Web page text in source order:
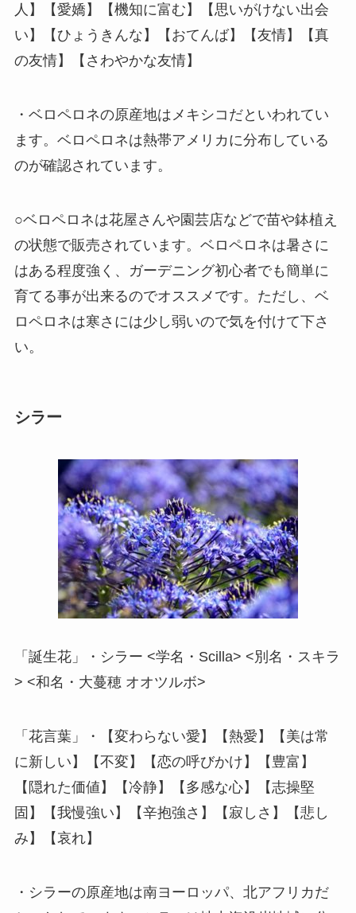
人】【愛嬌】【機知に富む】【思いがけない出会
い】【ひょうきんな】【おてんば】【友情】【真
の友情】【さわやかな友情】
・ベロペロネの原産地はメキシコだといわれてい
ます。ベロペロネは熱帯アメリカに分布している
のが確認されています。
○ベロペロネは花屋さんや園芸店などで苗や鉢植え
の状態で販売されています。ベロペロネは暑さに
はある程度強く、ガーデニング初心者でも簡単に
育てる事が出来るのでオススメです。ただし、ベ
ロペロネは寒さには少し弱いので気を付けて下さ
い。
シラー
「誕生花」・シラー <学名・Scilla> <別名・スキラ
> <和名・大蔓穂 オオツルボ>
「花言葉」・【変わらない愛】【熱愛】【美は常
に新しい】【不変】【恋の呼びかけ】【豊富】
【隠れた価値】【冷静】【多感な心】【志操堅
固】【我慢強い】【辛抱強さ】【寂しさ】【悲し
み】【哀れ】
・シラーの原産地は南ヨーロッパ、北アフリカだ